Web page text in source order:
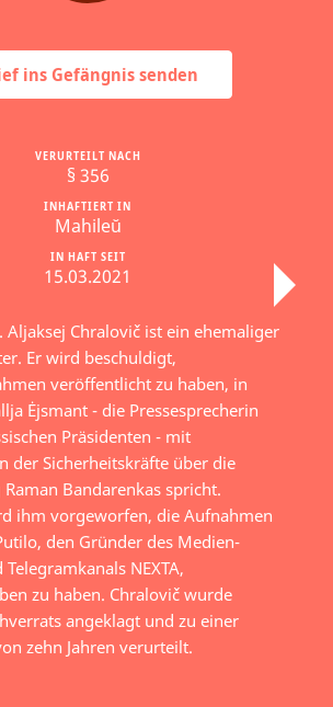
ins Gefängnis senden
IN HAFT SEIT
15.03.2021
INHAFTIERT IN
Mahileŭ
VERURTEILT NACH
§ 356
Aljaksej Chralovič ist ein ehemaliger
Er wird beschuldigt,
veröffentlicht zu haben, in
Ėjsmant - die Pressesprecherin
Präsidenten - mit
der Sicherheitskräfte über die
Bandarenkas spricht.
ihm vorgeworfen, die Aufnahmen
den Gründer des Medien-
NEXTA,
zu haben. Chralovič wurde
angeklagt und zu einer
zehn Jahren verurteilt.